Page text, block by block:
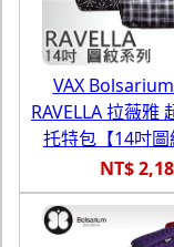
VAX
RAVELLA 拉薇雅
托特包【14吋
NT$